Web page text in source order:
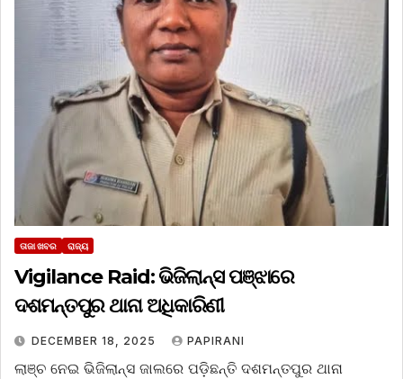
ତାଜା ଖବର ରାଜ୍ୟ
Vigilance Raid: ଭିଜିଲାନ୍ସ ପଞ୍ଝାରେ
ଦଶମନ୍ତପୁର ଥାନା ଅଧିକାରିଣୀ
DECEMBER 18, 2025 PAPIRANI
ଲାଞ୍ଚ ନେଇ ଭିଜିଲାନ୍ସ ଜାଲରେ ପଡ଼ିଛନ୍ତି ଦଶମନ୍ତପୁର ଥାନା